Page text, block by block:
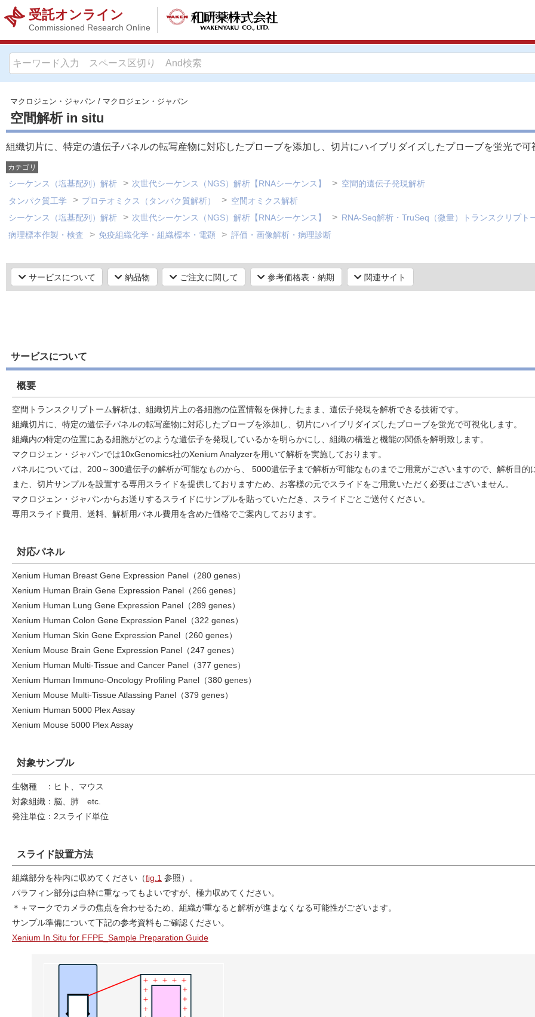
受託オンライン
Commissioned Research Online
マクロジェン・ジャパン / マクロジェン・ジャパン
空間解析 in situ
組織切片に、特定の遺伝子パネルの転写産物に対応したプローブを添加し、切片にハイブリダイズしたプローブを蛍光で可
カテゴリ
シーケンス（塩基配列）解析 次世代シーケンス（NGS）解析【RNAシーケンス】
空間的遺伝子発現解析
タンパク質工学
プロテオミクス（タンパク質解析）
空間オミクス解析
シーケンス（塩基配列）解析
次世代シーケンス（NGS）解析【RNAシーケンス】
RNA-Seq解析・TruSeq（微量）トランスクリプト
病理標本作製・検査
免疫組織化学・組織標本・電顕 評価・画像解析・病理診断
サービスについて 納品物 ご注文に関して 参考価格表・納期 関連サイト
サービスについて
概要
空間トランスクリプトーム解析は、組織切片上の各細胞の位置情報を保持したまま、遺伝子発現を解析できる技術です。
組織切片に、特定の遺伝子パネルの転写産物に対応したプローブを添加し、切片にハイブリダイズしたプローブを蛍光で可視化します。
組織内の特定の位置にある細胞がどのような遺伝子を発現しているかを明らかにし、組織の構造と機能の関係を解明致します。
マクロジェン・ジャパンでは10xGenomics社のXenium Analyzerを用いて解析を実施しております。
パネルについては、200～300遺伝子の解析が可能なものから、 5000遺伝子まで解析が可能なものまでご用意がございますので、解析目的
また、切片サンプルを設置する専用スライドを提供しておりますため、お客様の元でスライドをご用意いただく必要はございません。
マクロジェン・ジャパンからお送りするスライドにサンプルを貼っていただき、スライドごとご送付ください。
専用スライド費用、送料、解析用パネル費用を含めた価格でご案内しております。
対応パネル
Xenium Human Breast Gene Expression Panel（280 genes）
Xenium Human Brain Gene Expression Panel（266 genes）
Xenium Human Lung Gene Expression Panel（289 genes）
Xenium Human Colon Gene Expression Panel（322 genes）
Xenium Human Skin Gene Expression Panel（260 genes）
Xenium Mouse Brain Gene Expression Panel（247 genes）
Xenium Human Multi-Tissue and Cancer Panel（377 genes）
Xenium Human Immuno-Oncology Profiling Panel（380 genes）
Xenium Mouse Multi-Tissue Atlassing Panel（379 genes）
Xenium Human 5000 Plex Assay
Xenium Mouse 5000 Plex Assay
対象サンプル
生物種 ：ヒト、マウス
対象組織：脳、肺 etc.
発注単位：2スライド単位
スライド設置方法
組織部分を枠内に収めてください（fig.1 参照）。
パラフィン部分は白枠に重なってもよいですが、極力収めてください。
＊＋マークでカメラの焦点を合わせるため、組織が重なると解析が進まなくなる可能性がございます。
サンプル準備について下記の参考資料もご確認ください。
Xenium In Situ for FFPE_Sample Preparation Guide